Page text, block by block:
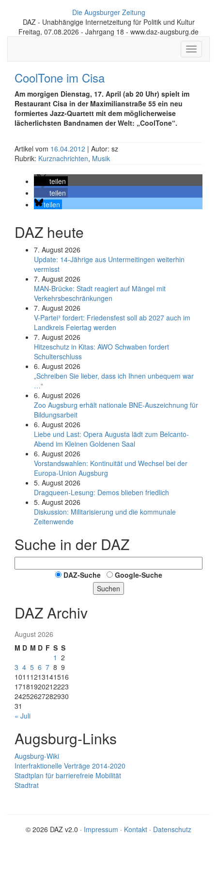
Die Augsburger Zeitung
DAZ - Unabhängige Internetzeitung für Politik und Kultur
Freitag, 07.08.2026 - Jahrgang 18 - www.daz-augsburg.de
Toggle
CoolTone im Cisa
Am morgigen Dienstag, 17. April (ab 20 Uhr) spielt im
Restaurant Cisa in der Maximilianstraße 55 ein neu
formiertes Jazz-Quartett mit dem möglicherweise
lächerlichsten Bandnamen der Welt: „CoolTone“.
Artikel vom 16.04.2012 | Autor: sz
Rubrik: Kurznachrichten, Musik
teilen
teilen
teilen
DAZ heute
7. August 2026
Update: 14-Jährige aus Untermeitingen weiterhin
vermisst
7. August 2026
MAN-Brücke: Stadt reagiert auf Mängel mit
Verkehrsbeschränkungen
7. August 2026
V-Partei­³ fordert: Friedens­fest soll ab 2027 auch im
Land­kreis Feier­tag werden
7. August 2026
Hitzeschutz in Kitas: AWO Schwaben fordert
Schulterschluss
6. August 2026
„Schreiben Sie lieber, dass ich Ihnen unbequem war
…“
6. August 2026
Zoo Augsburg erhält nationale BNE-Auszeichnung für
Bildungsarbeit
6. August 2026
Liebe und Last: Opera Augusta lädt zum Belcanto-
Abend im Kleinen Goldenen Saal
6. August 2026
Vorstandswahlen: Kontinuität und Wechsel bei der
Europa-Union Augsburg
5. August 2026
Dragqueen-Lesung: Demos blieben friedlich
5. August 2026
Diskussion: Mi­li­ta­ri­sie­rung und die kommunale
Zeitenwende
Suche in der DAZ
DAZ-Suche
Google-Suche
Suchen
DAZ Archiv
August 2026
M D M D F S S
1 2
3 4 5 6 7 8 9
1011 1213141516
17181920212223
24252627282930
31
« Juli
Augsburg-Links
Augsburg-Wiki
Interfraktionelle Verträge 2014-2020
Stadtplan für barrierefreie Mobilität
Stadtrat
© 2026 DAZ v2.0 · Impressum · Kontakt · Datenschutz